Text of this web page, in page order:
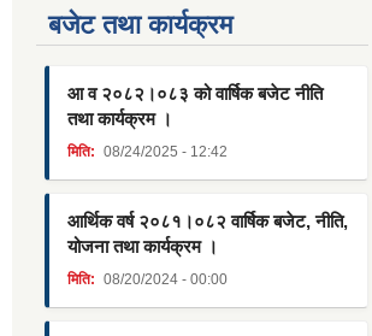
बजेट तथा कार्यक्रम
आ व २०८२।०८३ को वार्षिक बजेट नीति
तथा कार्यक्रम ।
मिति: 08/24/2025 - 12:42
आर्थिक वर्ष २०८१।०८२ वार्षिक बजेट, नीति,
योजना तथा कार्यक्रम ।
मिति: 08/20/2024 - 00:00